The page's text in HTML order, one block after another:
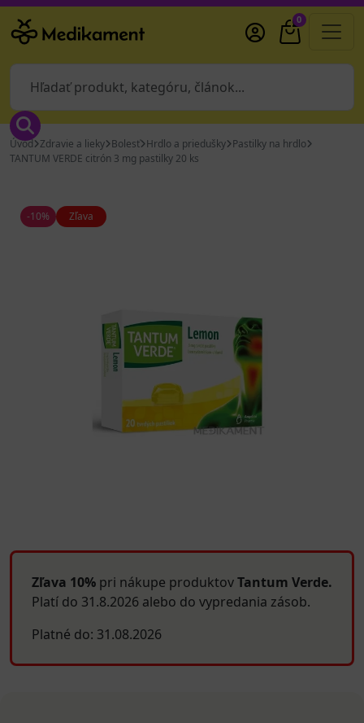
0
Úvod Zdravie a lieky Bolesť Hrdlo a priedušky Pastilky na hrdlo
TANTUM VERDE citrón 3 mg pastilky 20 ks
Zľava 10% pri nákupe produktovTantum Verde.
Platí do 31.8.2026 alebo do vypredania zásob.
Platné do: 31.08.2026
-10% Zľava